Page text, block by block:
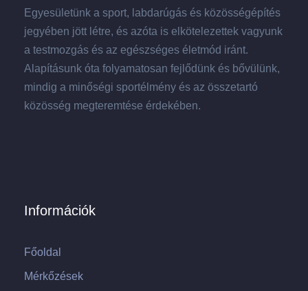
Egyesületünk a sport, labdarúgás és közösségépítés
jegyében jött létre, és azóta is elkötelezettek vagyunk
a testmozgás és az egészséges életmód iránt.
Alapításunk óta folyamatosan fejlődünk és bővülünk,
mindig a minőségi sportélmény és az összetartó
közösség megteremtése érdekében.
Információk
Főoldal
Mérkőzések